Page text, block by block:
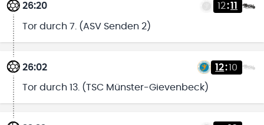
26:20 12:11
Tor durch 7. (ASV Senden 2)
26:02 12:10
Tor durch 13. (TSC Münster-Gievenbeck)